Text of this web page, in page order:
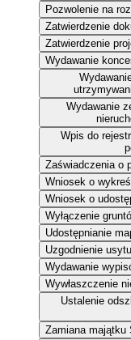
Pozwolenie na
Zatwierdzenie
Zatwierdzenie
Wydawanie
Wydawanie
Wpis do
Zaświadczenia o
Wniosek o
Wniosek o
Wyłączenie
Udostępnianie
Uzgodnienie
Wydawanie
Wywłaszczenie
Ustalenie
Zamiana majątku